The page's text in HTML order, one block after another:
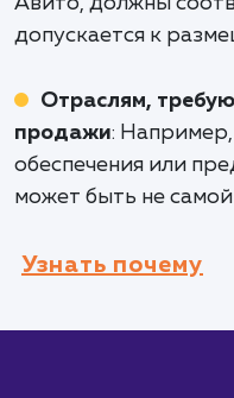
допускается к
Отраслям,
продажи:
обеспечения или
может быть не
Узнать почему